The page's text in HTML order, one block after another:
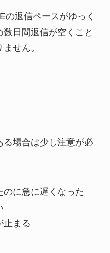
の返信ペースがゆっく
数日間返信が空くこと
せん。
る場合は少し注意が必
のに急に遅くなった
止まる